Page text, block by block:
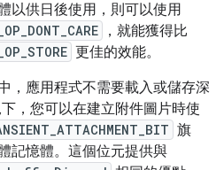
以供日後使用，則可以使用
，就能獲得比
更佳的效能。
，應用程式不需要載入或儲存深
，您可以在建立附件圖片時使
旗
記憶體。這個位元提供與